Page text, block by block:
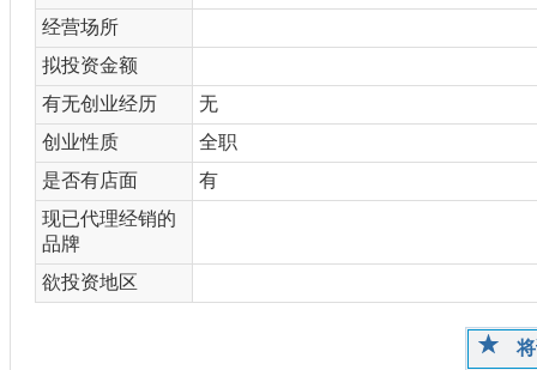
经营场所
拟投资金额
有无创业经历
无
创业性质
全职
是否有店面
有
现已代理经销的
品牌
欲投资地区